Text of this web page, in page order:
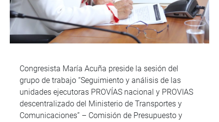
Congresista María Acuña preside la sesión del
grupo de trabajo “Seguimiento y análisis de las
unidades ejecutoras PROVÍAS nacional y PROVIAS
descentralizado del Ministerio de Transportes y
Comunicaciones” – Comisión de Presupuesto y